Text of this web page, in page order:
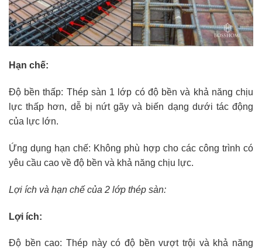
Hạn chế:
Độ bền thấp: Thép sàn 1 lớp có độ bền và khả năng chịu
lực thấp hơn, dễ bị nứt gãy và biến dạng dưới tác động
của lực lớn.
Ứng dụng hạn chế: Không phù hợp cho các công trình có
yêu cầu cao về độ bền và khả năng chịu lực.
Lợi ích và hạn chế của 2 lớp thép sàn:
Lợi ích:
Độ bền cao: Thép này có độ bền vượt trội và khả năng